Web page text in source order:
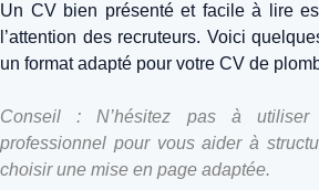
Un CV bien présenté et facile à lire
l’attention des recruteurs. Voici
un format adapté pour votre CV de
Conseil : N’hésitez pas à
professionnel pour vous aider à
choisir une mise en page adaptée.